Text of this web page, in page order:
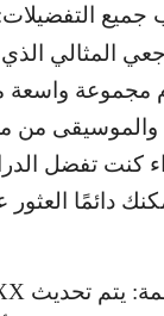
جميع
المثالي
مجموعة واسعة
من
كنت تفضل
دائمًا
يتم تحديث